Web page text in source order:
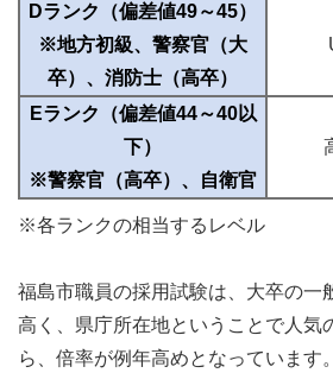
Dランク（偏差値49～45）
※地方初級、警察官（大
卒）、消防士（高卒）
Eランク（偏差値44～40以
下）
※警察官（高卒）、自衛官
※各ランクの相当するレベル
福島市職員の採用試験は、大卒の一
高く、県庁所在地ということで人気
ら、倍率が例年高めとなっています